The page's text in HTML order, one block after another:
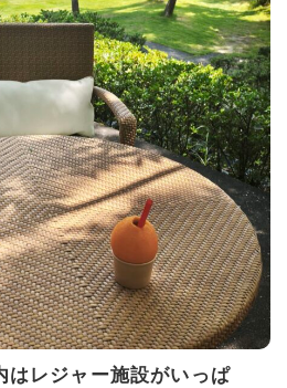
はレジャー施設がいっぱ